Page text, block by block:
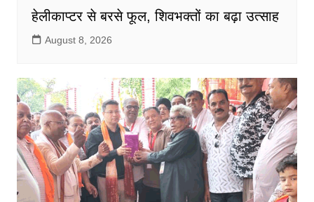
हेलीकाप्टर से बरसे फूल, शिवभक्तों का बढ़ा उत्साह
August 8, 2026